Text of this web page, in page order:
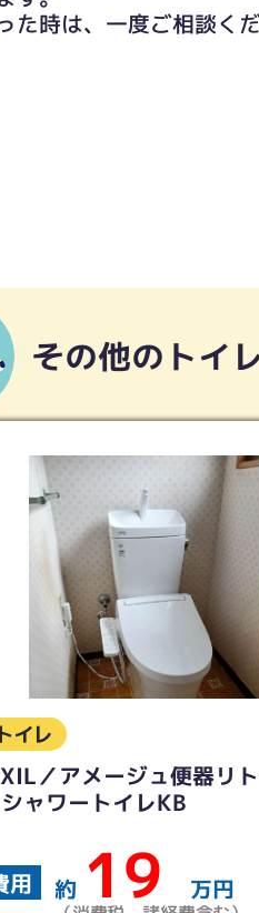
時は、一度ご相談くだ
その他のトイ
トイレリフ
レストQR ホ
費用 約